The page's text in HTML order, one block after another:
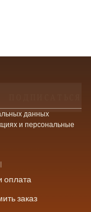
оплата
заказ
данных
и персональные